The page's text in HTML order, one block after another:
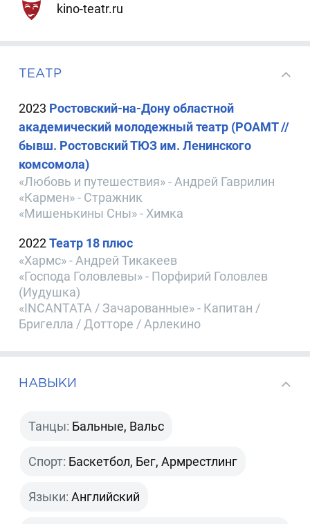
kino-teatr.ru
ТЕАТР
2023 Ростовский-на-Дону областной
академический молодежный театр (РОАМТ //
бывш. Ростовский ТЮЗ им. Ленинского
комсомола)
«Любовь и путешествия» - Андрей Гаврилин
«Кармен» - Стражник
«Мишенькины Сны» - Химка
2022Театр 18 плюс
«Хармс» - Андрей Тикакеев
«Господа Головлевы» - Порфирий Головлев
(Иудушка)
«INCANTATA / Зачарованные» - Капитан /
Бригелла / Дотторе / Арлекино
НАВЫКИ
Танцы: Бальные, Вальс
Спорт: Баскетбол, Бег, Армрестлинг
Языки: Английский